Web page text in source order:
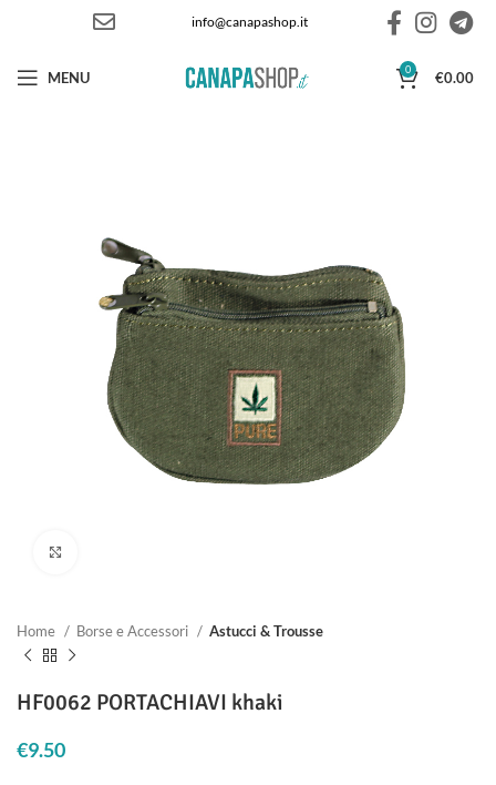
info@canapashop.it
MENU 0 €0.00
Home Borse e Accessori Astucci & Trousse
HF0062 PORTACHIAVI khaki
€9.50